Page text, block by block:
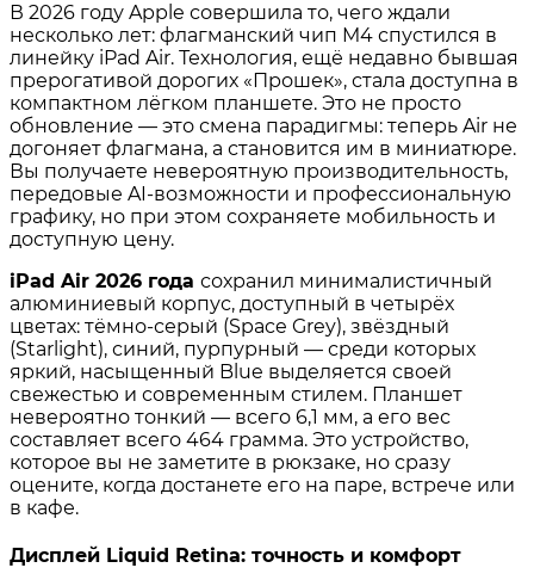
В 2026 году Apple совершила то, чего ждали
несколько лет: флагманский чип M4 спустился в
линейку iPad Air. Технология, ещё недавно бывшая
прерогативой дорогих «Прошек», стала доступна в
компактном лёгком планшете. Это не просто
обновление — это смена парадигмы: теперь Air не
догоняет флагмана, а становится им в миниатюре.
Вы получаете невероятную производительность,
передовые AI-возможности и профессиональную
графику, но при этом сохраняете мобильность и
доступную цену.
iPad Air 2026 года сохранил минималистичный
алюминиевый корпус, доступный в четырёх
цветах: тёмно-серый (Space Grey), звёздный
(Starlight), синий, пурпурный — среди которых
яркий, насыщенный Blue выделяется своей
свежестью и современным стилем. Планшет
невероятно тонкий — всего 6,1 мм, а его вес
составляет всего 464 грамма. Это устройство,
которое вы не заметите в рюкзаке, но сразу
оцените, когда достанете его на паре, встрече или
в кафе.
Дисплей Liquid Retina: точность и комфорт